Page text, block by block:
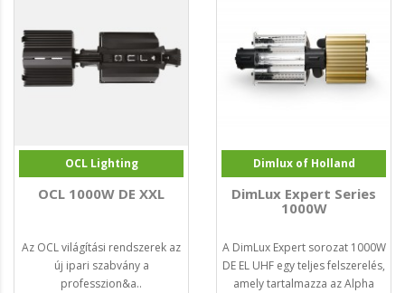
OCL Lighting
OCL 1000W DE XXL
Az OCL világítási rendszerek az
új ipari szabvány a
professzion&a..
Dimlux of Holland
DimLux Expert Series
1000W
A DimLux Expert sorozat 1000W
DE EL UHF egy teljes felszerelés,
amely tartalmazza az Alpha